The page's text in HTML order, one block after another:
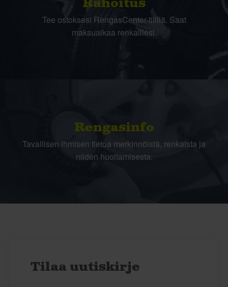
Rahoitus
Tee ostoksesi RengasCenter-tilillä. Saat
maksuaikaa renkaillesi.
Rengasinfo
Tavallisen ihmisen tietoa merkinnöistä, renkaista ja
niiden huoltamisesta.
Tilaa uutiskirje